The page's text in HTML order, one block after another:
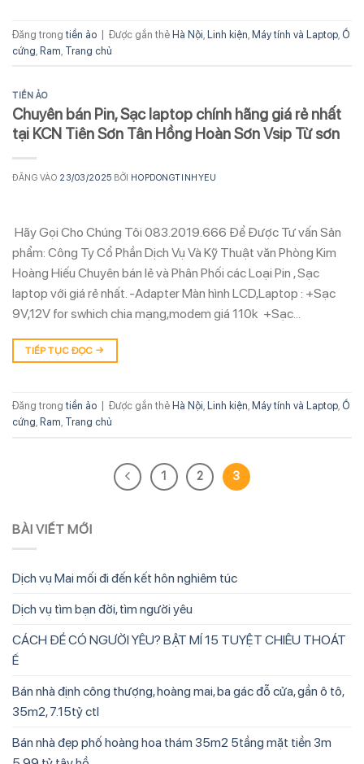
Đăng trong tiền ảo | Được gắn thẻ Hà Nội Linh kiện Máy tính và Laptop Ổ
cứng Ram Trang chủ
TIỀN ẢO
Chuyên bán Pin, Sạc laptop chính hãng giá rẻ nhất
tại KCN Tiên Sơn Tân Hồng Hoàn Sơn Vsip Từ sơn
ĐĂNG VÀO 23/03/2025 BỞI HOPDONGTINHYEU
Hãy Gọi Cho Chúng Tôi 083.2019.666 Để Được Tư vấn Sản
phẩm: Công Ty Cổ Phần Dịch Vụ Và Kỹ Thuật văn Phòng Kim
Hoàng Hiếu Chuyên bán lẻ và Phân Phối các Loại Pin , Sạc
laptop với giá rẻ nhất. -Adapter Màn hình LCD,Laptop : +Sạc
9V,12V for swhich chia mạng,modem giá 110k +Sạc…
TIẾP TỤC ĐỌC →
Đăng trong tiền ảo Được gắn thẻ Hà Nội, Linh kiện, Máy tính và Laptop, Ổ
cứng, Ram, Trang chủ
1 2 3
BÀI VIẾT MỚI
Dịch vụ Mai mối đi đến kết hôn nghiêm túc
Dịch vụ tìm bạn đời, tìm người yêu
CÁCH ĐỂ CÓ NGƯỜI YÊU? BẬT MÍ 15 TUYỆT CHIÊU THOÁT
Ế
Bán nhà định công thượng, hoàng mai, ba gác đỗ cửa, gần ô tô,
35m2, 7.15tỷ ctl
Bán nhà đẹp phố hoàng hoa thám 35m2 5tầng mặt tiền 3m